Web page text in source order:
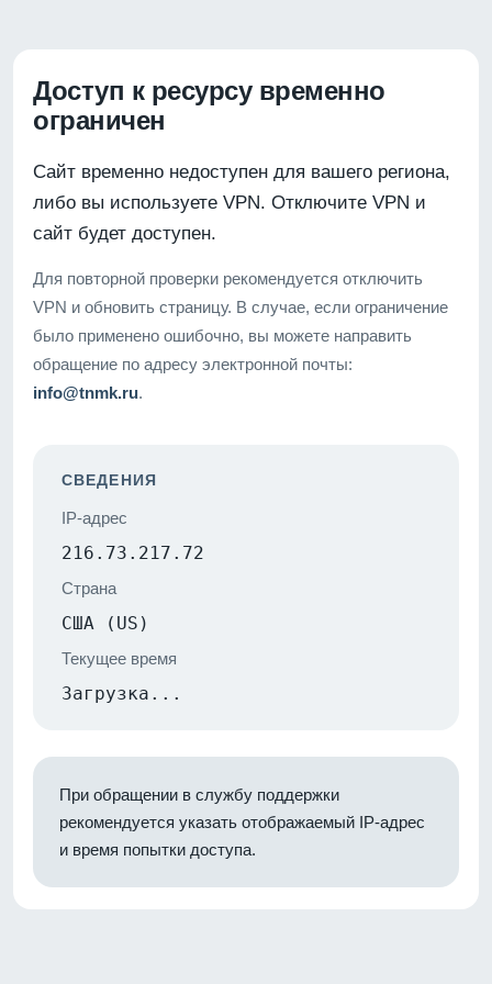
Доступ к ресурсу временно
ограничен
Сайт временно недоступен для вашего региона,
либо вы используете VPN. Отключите VPN и
сайт будет доступен.
Для повторной проверки рекомендуется отключить
VPN и обновить страницу. В случае, если ограничение
было применено ошибочно, вы можете направить
обращение по адресу электронной почты:
info@tnmk.ru.
СВЕДЕНИЯ
IP-адрес
216.73.217.72
Страна
США (US)
Текущее время
Загрузка...
При обращении в службу поддержки
рекомендуется указать отображаемый IP-адрес
и время попытки доступа.